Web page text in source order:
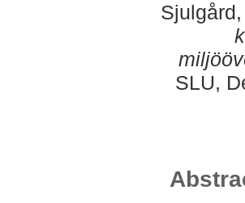
SLU,